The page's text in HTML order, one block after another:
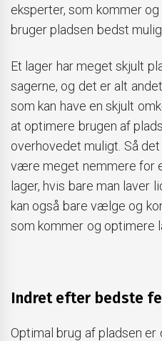
eksperter, som kommer
bruger pladsen bedst
Et lager har meget skjult
sagerne, og det er alt
som kan have en skjult
at optimere brugen af
overhovedet muligt. Så
være meget nemmere for
lager, hvis bare man laver
kan også bare vælge og
som kommer og optimere
Indret efter bedste
Optimal brug af pladsen